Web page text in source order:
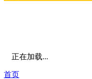
正在加载...
首页